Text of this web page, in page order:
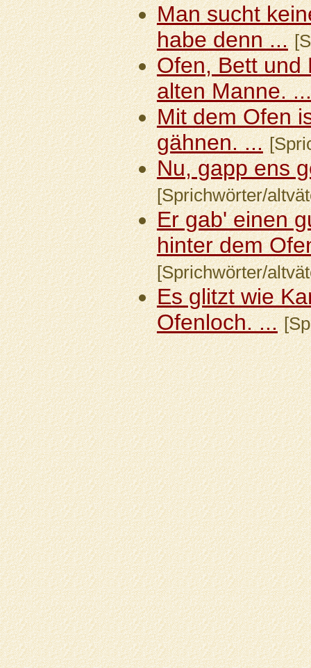
Man sucht
habe denn ...
Ofen, Bett und
alten Manne. ...
Mit dem Ofen
gähnen. ...
Nu, gapp ens
[Sprichwörter/
Er gab' einen
hinter dem
[Sprichwörter/
Es glitzt wie
Ofenloch. ...